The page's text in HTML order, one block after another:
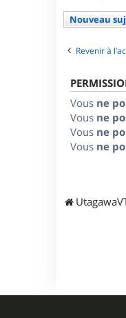
Nouveau
Revenir à
Vous ne
Vous ne
Vous ne
Vous ne